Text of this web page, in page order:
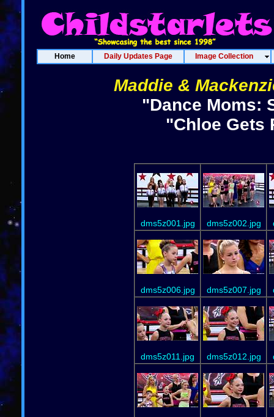
Home Daily Updates Page Image Collection
Maddie &
"Dance Moms:
"Chloe Gets
dms5z001.jpg dms5z002.jpg
dms5z006.jpg dms5z007.jpg
dms5z011.jpg dms5z012.jpg